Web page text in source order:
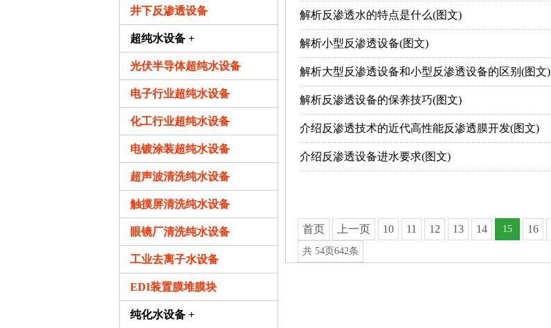
解析反渗透水的特点是什么(图文)
解析小型反渗透设备(图文)
解析大型反渗透设备和小型反渗透设备的区别(图文)
解析反渗透设备的保养技巧(图文)
介绍反渗透技术的近代高性能反渗透膜开发(图文)
介绍反渗透设备进水要求(图文)
首页 上一页 10 11 12 13 14 15 16
共 54页 642条
井下反渗透设备
超纯水设备 +
光伏半导体超纯水设备
电子行业超纯水设备
化工行业超纯水设备
电镀涂装超纯水设备
超声波清洗纯水设备
触摸屏清洗纯水设备
眼镜厂清洗纯水设备
工业去离子水设备
EDI装置膜堆膜块
纯化水设备 +